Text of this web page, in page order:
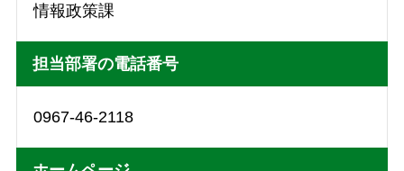
情報政策課
担当部署の電話番号
0967-46-2118